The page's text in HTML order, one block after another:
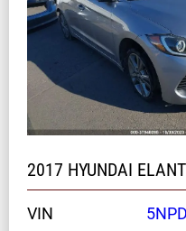
2017 HYUNDAI
VIN